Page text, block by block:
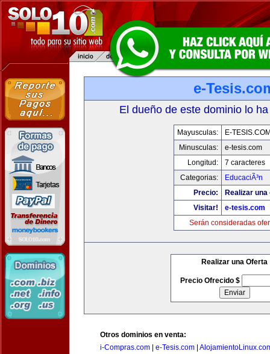
e-
El dueño de este dominio lo
Mayusculas:
E-
Minusculas:
e-tesis.com
Longitud:
7 caracteres
Categorias:
EducaciÃ³n
Precio:
Realizar
Visitar!
e-tesis.com
Serán consideradas
Realizar una Oferta
Precio Ofrecido $
Otros dominios en venta:
i-Compras.com
e-Tesis.com